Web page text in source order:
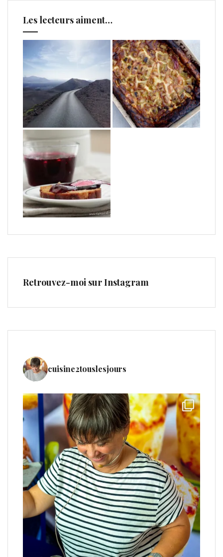
Les lecteurs aiment…
Retrouvez-moi sur Instagram
cuisine2touslesjours